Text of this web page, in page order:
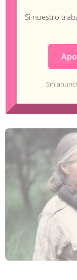
DERECHOS Y
Contra la
Kaos en la
ataques
Si nuestro
Sin